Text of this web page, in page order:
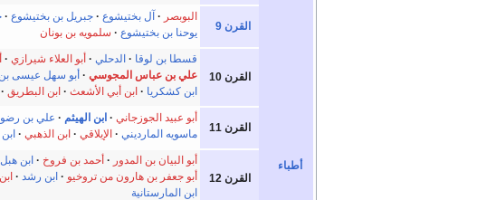
أطباء
القرن 9
البوبصر آل بختيشوع جبريل بن بختيشوع
يوحنا بن بختيشوع
سلمويه بن بونان
القرن 10
قسطا بن لوقا الدحلي أبو العلاء شيرازي
علي بن عباس المجوسي
أبو سهل عيسى
ابن كشكريا
ابن أبي الأشعث ابن البطريق
القرن 11
أبو عبيد الجوزجاني ابن الهيثم علي بن
ماسويه المارديني
الإيلاقي ابن الذهبي
القرن 12
أبو البيان بن المدور أحمد بن فروخ ابن هبل
أبو جعفر بن هارون من تروخيو
ابن رشد
ابن المارستانية